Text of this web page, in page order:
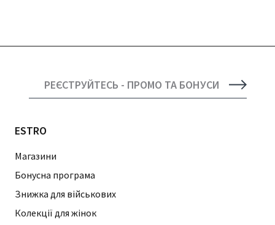
РЕЄСТРУЙТЕСЬ - ПРОМО ТА БОНУСИ
ESTRO
Магазини
Бонусна програма
Знижка для військових
Колекції для жінок